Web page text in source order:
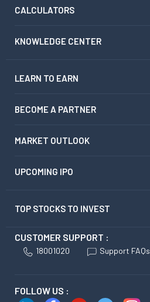
CALCULATORS
KNOWLEDGE CENTER
LEARN TO EARN
BECOME A PARTNER
MARKET OUTLOOK
UPCOMING IPO
TOP STOCKS TO INVEST
CUSTOMER SUPPORT :
18001020 Support FAQs
FOLLOW US :